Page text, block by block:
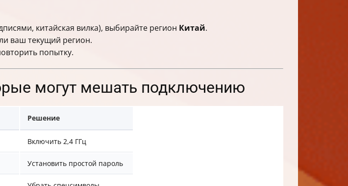
китайская вилка), выбирайте регион Китай.
ваш текущий регион.
попытку.
могут мешать подключению
Решение
Включить 2,4 ГГц
Установить простой пароль